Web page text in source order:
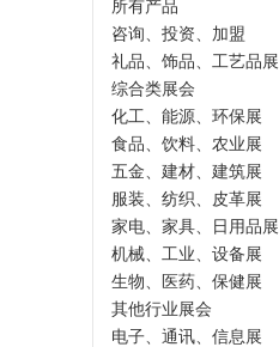
所有产品
咨询、投资、加盟
礼品、饰品、工艺品展
综合类展会
化工、能源、环保展
食品、饮料、农业展
五金、建材、建筑展
服装、纺织、皮革展
家电、家具、日用品展
机械、工业、设备展
生物、医药、保健展
其他行业展会
电子、通讯、信息展